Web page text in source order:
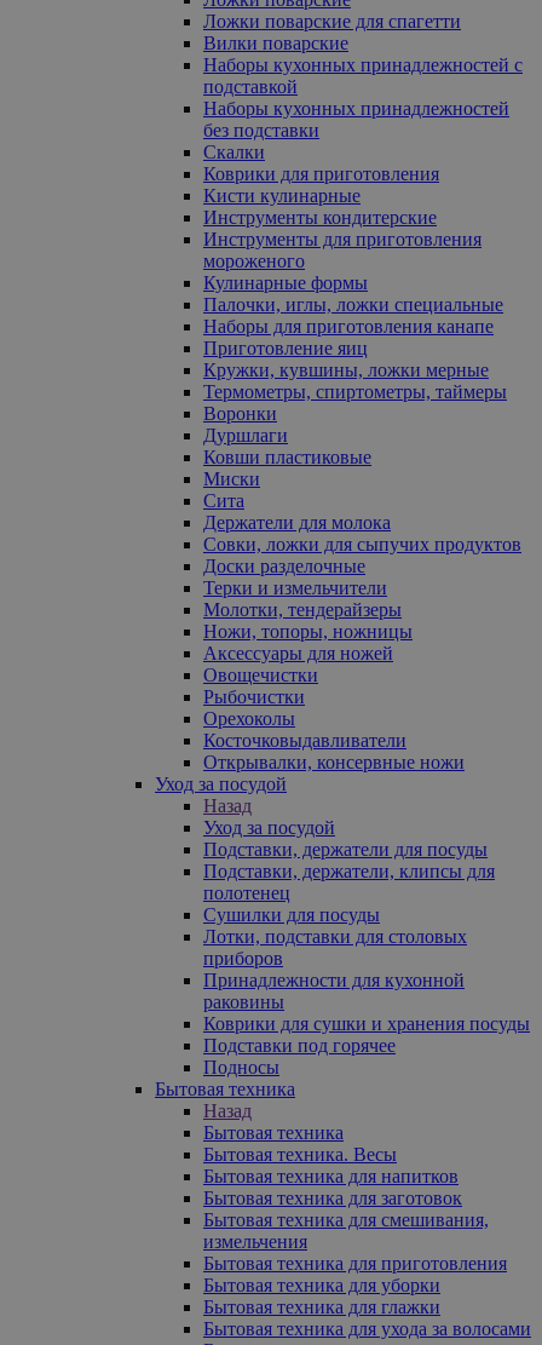
Ложки поварские для спагетти
Вилки поварские
Наборы кухонных принадлежностей с
подставкой
Наборы кухонных принадлежностей
без подставки
Скалки
Коврики для приготовления
Кисти кулинарные
Инструменты кондитерские
Инструменты для приготовления
мороженого
Кулинарные формы
Палочки, иглы, ложки специальные
Наборы для приготовления канапе
Приготовление яиц
Кружки, кувшины, ложки мерные
Термометры, спиртометры, таймеры
Воронки
Дуршлаги
Ковши пластиковые
Миски
Сита
Держатели для молока
Совки, ложки для сыпучих продуктов
Доски разделочные
Терки и измельчители
Молотки, тендерайзеры
Ножи, топоры, ножницы
Аксессуары для ножей
Овощечистки
Рыбочистки
Орехоколы
Косточковыдавливатели
Открывалки, консервные ножи
Уход за посудой
Назад
Уход за посудой
Подставки, держатели для посуды
Подставки, держатели, клипсы для
полотенец
Сушилки для посуды
Лотки, подставки для столовых
приборов
Принадлежности для кухонной
раковины
Коврики для сушки и хранения посуды
Подставки под горячее
Подносы
Бытовая техника
Назад
Бытовая техника
Бытовая техника. Весы
Бытовая техника для напитков
Бытовая техника для заготовок
Бытовая техника для смешивания,
измельчения
Бытовая техника для приготовления
Бытовая техника для уборки
Бытовая техника для глажки
Бытовая техника для ухода за волосами